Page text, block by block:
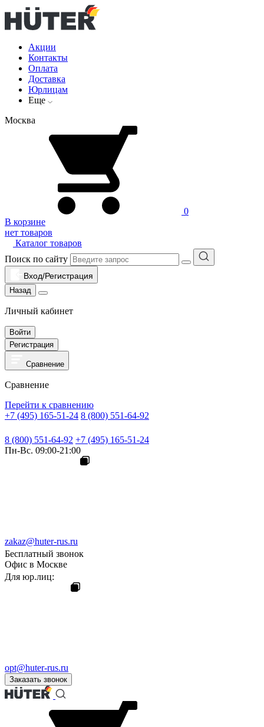
Акции
Контакты
Оплата
Доставка
Юрлицам
Еще
Москва
0
В корзине
нет товаров
Каталог товаров
Поиск по сайту
Вход/Регистрация
Назад
Личный кабинет
Войти
Регистрация
Сравнение
Сравнение
Перейти к сравнению
+7 (495) 165-51-24 8 (800) 551-64-92
8 (800) 551-64-92 +7 (495) 165-51-24
Пн-Вс. 09:00-21:00
zakaz@huter-rus.ru
Бесплатный звонок
Офис в Москве
Для юр.лиц:
opt@huter-rus.ru
Заказать звонок